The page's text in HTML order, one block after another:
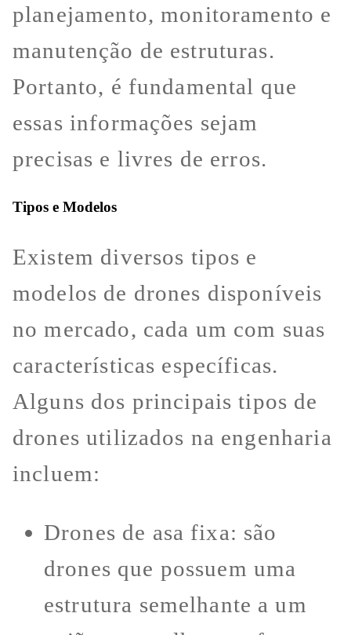
planejamento, monitoramento e
manutenção de estruturas.
Portanto, é fundamental que
essas informações sejam
precisas e livres de erros.
Tipos e Modelos
Existem diversos tipos e
modelos de drones disponíveis
no mercado, cada um com suas
características específicas.
Alguns dos principais tipos de
drones utilizados na engenharia
incluem:
Drones de asa fixa: são
drones que possuem uma
estrutura semelhante a um